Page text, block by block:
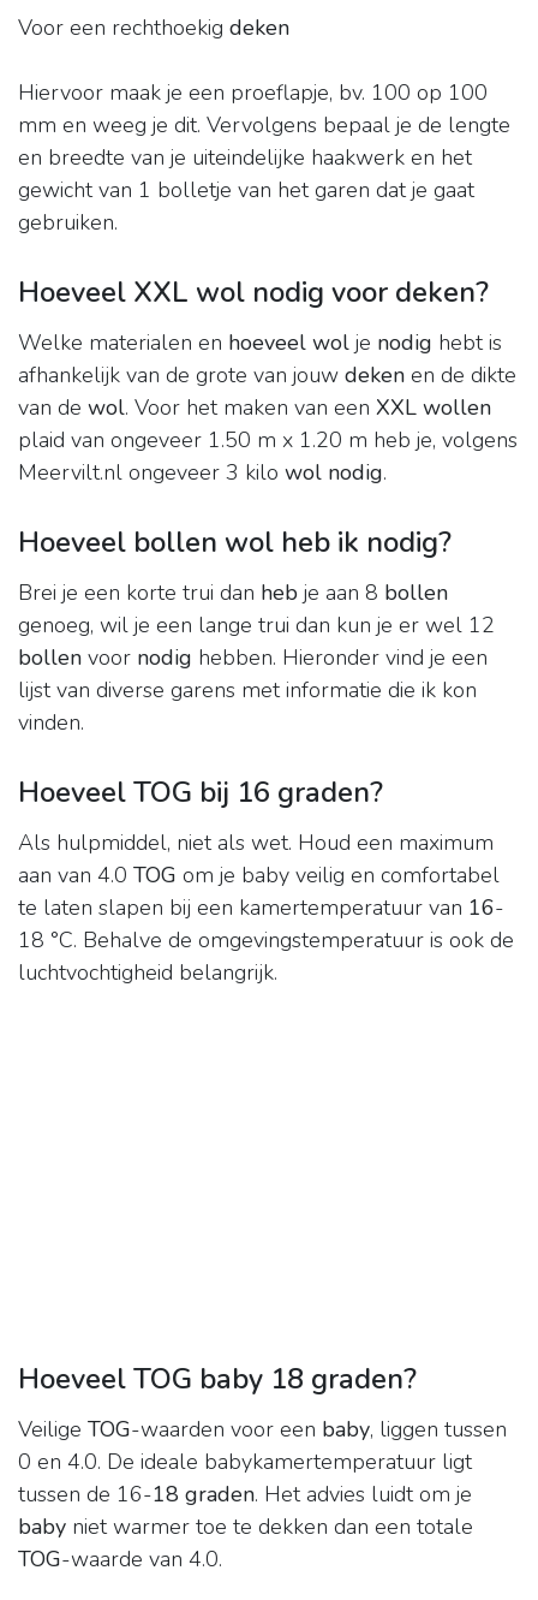
Voor een rechthoekig deken
Hiervoor maak je een proeflapje, bv. 100 op 100
mm en weeg je dit. Vervolgens bepaal je de lengte
en breedte van je uiteindelijke haakwerk en het
gewicht van 1 bolletje van het garen dat je gaat
gebruiken.
Hoeveel XXL wol nodig voor deken?
Welke materialen en hoeveel wol je nodig hebt is
afhankelijk van de grote van jouw deken en de dikte
van de wol. Voor het maken van een XXL wollen
plaid van ongeveer 1.50 m x 1.20 m heb je, volgens
Meervilt.nl ongeveer 3 kilo wol nodig.
Hoeveel bollen wol heb ik nodig?
Brei je een korte trui dan heb je aan 8 bollen
genoeg, wil je een lange trui dan kun je er wel 12
bollen voor nodig hebben. Hieronder vind je een
lijst van diverse garens met informatie die ik kon
vinden.
Hoeveel TOG bij 16 graden?
Als hulpmiddel, niet als wet. Houd een maximum
aan van 4.0 TOG om je baby veilig en comfortabel
te laten slapen bij een kamertemperatuur van 16-
18 °C. Behalve de omgevingstemperatuur is ook de
luchtvochtigheid belangrijk.
Hoeveel TOG baby 18 graden?
Veilige TOG-waarden voor een baby, liggen tussen
0 en 4.0. De ideale babykamertemperatuur ligt
tussen de 16-18 graden. Het advies luidt om je
baby niet warmer toe te dekken dan een totale
TOG-waarde van 4.0.